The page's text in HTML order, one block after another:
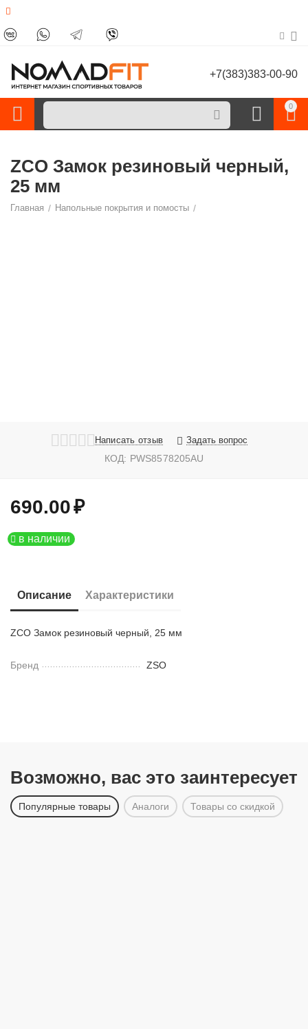
+7(383)383-00-90
0
ZCO Замок резиновый черный,
25 мм
Главная / Напольные покрытия и помосты /
Написать отзыв Задать вопрос
КОД: PWS8578205AU
690.00₽
в наличии
Описание Характеристики
ZCO Замок резиновый черный, 25 мм
Бренд ZSO
Возможно, вас это заинтересует
Популярные товары Аналоги Товары со скидкой